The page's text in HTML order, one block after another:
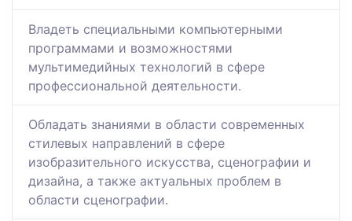
Владеть специальными компьютерными
программами и возможностями
мультимедийных технологий в сфере
профессиональной деятельности.
Обладать знаниями в области современных
стилевых направлений в сфере
изобразительного искусства, сценографии и
дизайна, а также актуальных проблем в
области сценографии.